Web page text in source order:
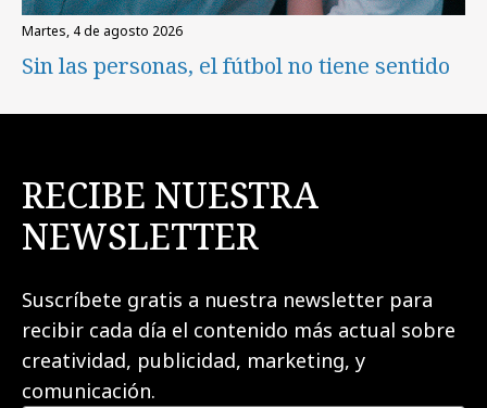
martes, 4 de agosto 2026
Sin las personas, el fútbol no tiene sentido
RECIBE NUESTRA
NEWSLETTER
Suscríbete gratis a nuestra newsletter para
recibir cada día el contenido más actual sobre
creatividad, publicidad, marketing, y
comunicación.